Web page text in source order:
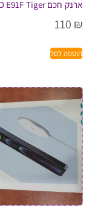
ארנק חכם HOCO E91F Tiger
110 ₪
הוספה לסל